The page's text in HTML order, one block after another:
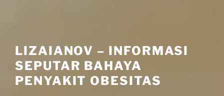
LIZAIANOV – INFORMASI
SEPUTAR BAHAYA
PENYAKIT OBESITAS